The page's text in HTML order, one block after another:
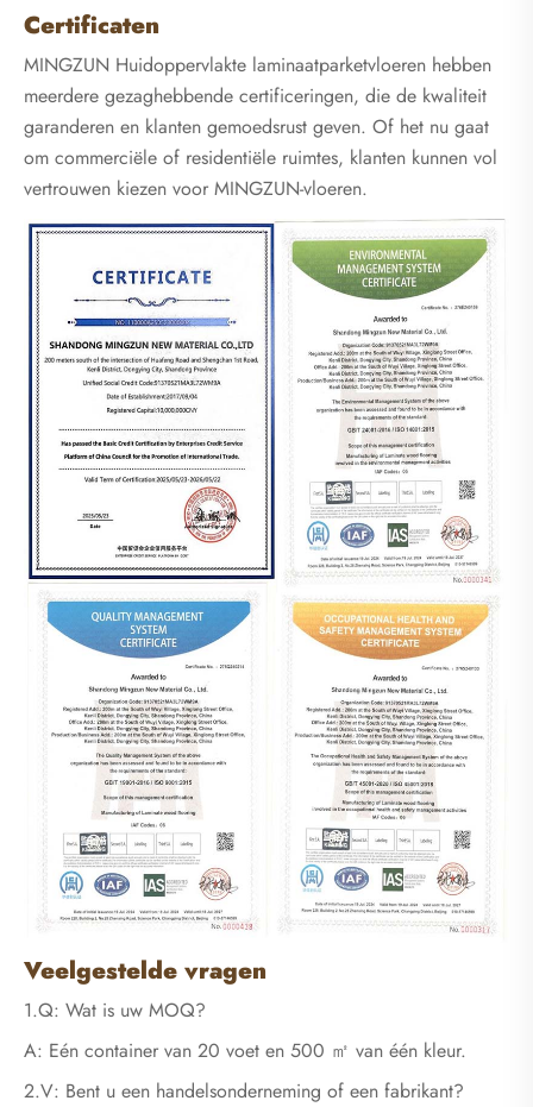
Certificaten
MINGZUN Huidoppervlakte laminaatparketvloeren hebben
meerdere gezaghebbende certificeringen, die de kwaliteit
garanderen en klanten gemoedsrust geven. Of het nu gaat
om commerciële of residentiële ruimtes, klanten kunnen vol
vertrouwen kiezen voor MINGZUN-vloeren.
Veelgestelde vragen
1.Q: Wat is uw MOQ?
A: Eén container van 20 voet en 500 ㎡ van één kleur.
2.V: Bent u een handelsonderneming of een fabrikant?